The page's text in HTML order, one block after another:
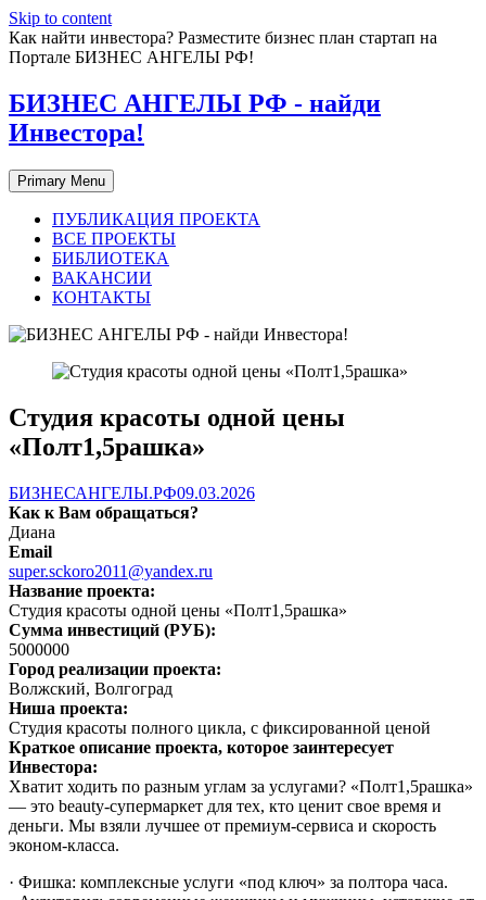
Skip to content
Как найти инвестора? Разместите бизнес план стартап на
Портале БИЗНЕС АНГЕЛЫ РФ!
БИЗНЕС АНГЕЛЫ РФ - найди
Инвестора!
Primary Menu
ПУБЛИКАЦИЯ ПРОЕКТА
ВСЕ ПРОЕКТЫ
БИБЛИОТЕКА
ВАКАНСИИ
КОНТАКТЫ
Студия красоты одной цены
«Полт1,5рашка»
БИЗНЕСАНГЕЛЫ.РФ09.03.2026
Как к Вам обращаться?
Диана
Email
super.sckoro2011@yandex.ru
Название проекта:
Студия красоты одной цены «Полт1,5рашка»
Сумма инвестиций (РУБ):
5000000
Город реализации проекта:
Волжский, Волгоград
Ниша проекта:
Студия красоты полного цикла, с фиксированной ценой
Краткое описание проекта, которое заинтересует
Инвестора:
Хватит ходить по разным углам за услугами? «Полт1,5рашка»
— это beauty-супермаркет для тех, кто ценит свое время и
деньги. Мы взяли лучшее от премиум-сервиса и скорость
эконом-класса.
· Фишка: комплексные услуги «под ключ» за полтора часа.